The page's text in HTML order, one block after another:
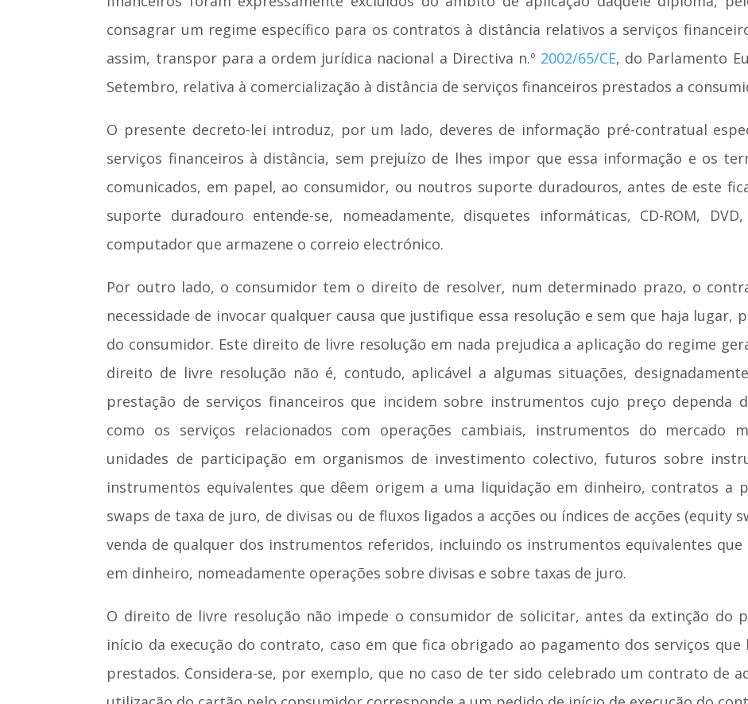
consagrar um regime específico para os contratos à distância relativos a serviços
assim, transpor para a ordem jurídica nacional a Directiva n.º 2002/65/CE, do Parlamento
Setembro, relativa à comercialização à distância de serviços financeiros prestados a
O presente decreto-lei introduz, por um lado, deveres de informação pré-contratual
serviços financeiros à distância, sem prejuízo de lhes impor que essa informação e os
comunicados, em papel, ao consumidor, ou noutros suporte duradouros, antes de este
suporte duradouro entende-se, nomeadamente, disquetes informáticas, CD-ROM,
computador que armazene o correio electrónico.
Por outro lado, o consumidor tem o direito de resolver, num determinado prazo, o
necessidade de invocar qualquer causa que justifique essa resolução e sem que haja lugar,
do consumidor. Este direito de livre resolução em nada prejudica a aplicação do regime
direito de livre resolução não é, contudo, aplicável a algumas situações,
prestação de serviços financeiros que incidem sobre instrumentos cujo preço dependa
como os serviços relacionados com operações cambiais, instrumentos do mercado
unidades de participação em organismos de investimento colectivo, futuros sobre
instrumentos equivalentes que dêem origem a uma liquidação em dinheiro, contratos a
swaps de taxa de juro, de divisas ou de fluxos ligados a acções ou índices de acções (equity
venda de qualquer dos instrumentos referidos, incluindo os instrumentos equivalentes
em dinheiro, nomeadamente operações sobre divisas e sobre taxas de juro.
O direito de livre resolução não impede o consumidor de solicitar, antes da extinção do
início da execução do contrato, caso em que fica obrigado ao pagamento dos serviços
prestados. Considera-se, por exemplo, que no caso de ter sido celebrado um contrato de